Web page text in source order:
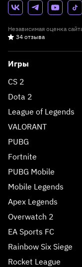
Независимая оценка
34 отзыва
Игры
CS 2
Dota 2
League of Legends
VALORANT
PUBG
Fortnite
PUBG Mobile
Mobile Legends
Apex Legends
Overwatch 2
EA Sports FC
Rainbow Six Siege
Rocket League